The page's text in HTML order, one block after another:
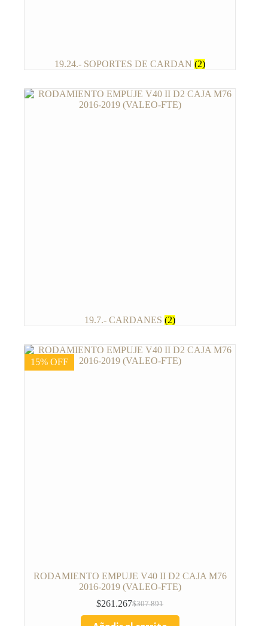
19.24.- SOPORTES DE CARDAN(2)
19.7.- CARDANES(2)
15% OFF
RODAMIENTO EMPUJE V40 II D2 CAJA M76
2016-2019 (VALEO-FTE)
$307.891
$261.267